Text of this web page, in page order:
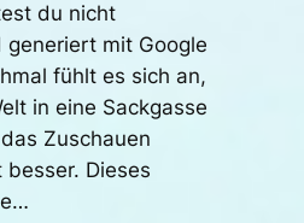
du nicht
generiert mit Google
fühlt es sich an,
in eine Sackgasse
Zuschauen
Dieses